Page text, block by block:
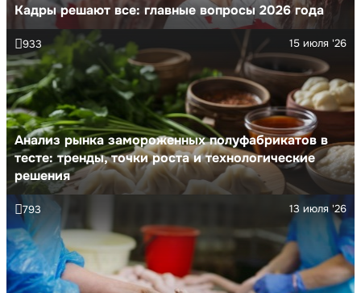
Кадры решают все: главные вопросы 2026 года
Анализ рынка замороженных полуфабрикатов в
тесте: тренды, точки роста и технологические
решения
15 июля '26
933
13 июля '26
793